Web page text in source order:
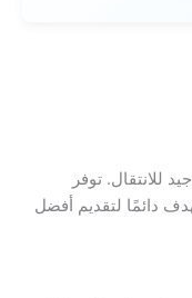
للانتقال. توفر
دائمًا لتقديم أفضل